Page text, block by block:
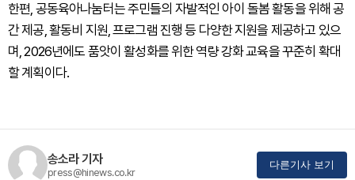
한편, 공동육아나눔터는 주민들의 자발적인 아이 돌봄 활동을 위해 공
간 제공, 활동비 지원, 프로그램 진행 등 다양한 지원을 제공하고 있으
며, 2026년에도 품앗이 활성화를 위한 역량 강화 교육을 꾸준히 확대
할 계획이다.
송소라 기자
press@hinews.co.kr
다른기사 보기